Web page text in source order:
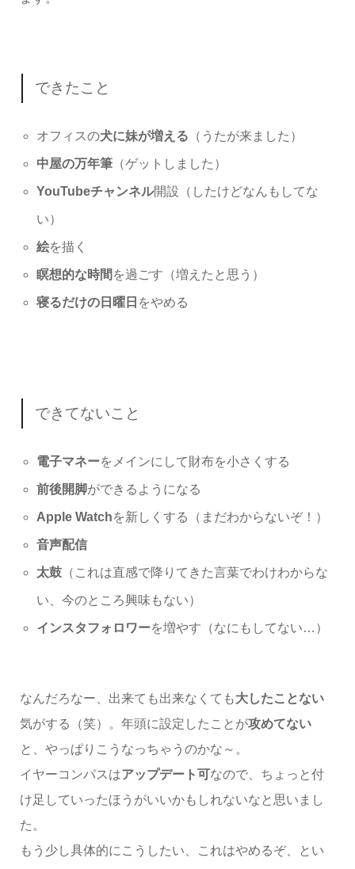
できたこと
オフィスの犬に妹が増える （うたが来ました）
中屋の万年筆（ゲットしました）
YouTubeチャンネル開設（したけどなんもしてな
い）
絵を描く
瞑想的な時間 を過ごす（増えたと思う）
寝るだけの日曜日 をやめる
できてないこと
電子マネーをメインにして財布を小さくする
前後開脚ができるようになる
Apple Watchを新しくする（まだわからないぞ！）
音声配信
太鼓（これは直感で降りてきた言葉でわけわからな
い、今のところ興味もない）
インスタフォロワーを増やす（なにもしてない…）
なんだろなー、出来ても出来なくても大したことない
気がする（笑）。年頭に設定したことが攻めてない
と、やっぱりこうなっちゃうのかな～。
イヤーコンパスはアップデート可なので、ちょっと付
け足していったほうがいいかもしれないなと思いまし
た。
もう少し具体的にこうしたい、これはやめるぞ、とい